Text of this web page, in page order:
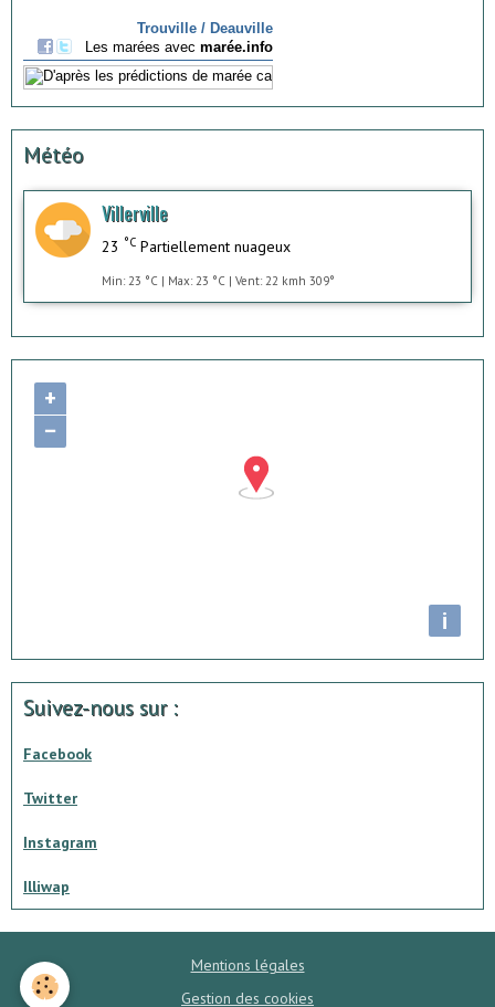
Météo
Villerville
23 °C Partiellement nuageux
Min: 23 °C | Max: 23 °C | Vent: 22 kmh 309°
+
−
i
Suivez-nous sur :
Facebook
Twitter
Instagram
Illiwap
Mentions légales
Gestion des cookies